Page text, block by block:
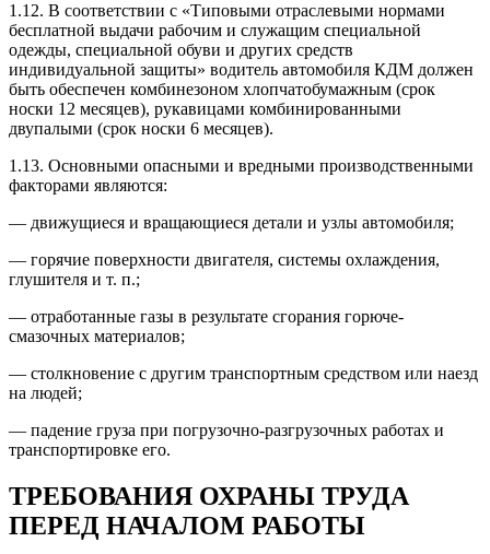
1.12. В соответствии с «Типовыми отраслевыми нормами
бесплатной выдачи рабочим и служащим специальной
одежды, специальной обуви и других средств
индивидуальной защиты» водитель автомобиля КДМ должен
быть обеспечен комбинезоном хлопчатобумажным (срок
носки 12 месяцев), рукавицами комбинированными
двупалыми (срок носки 6 месяцев).
1.13. Основными опасными и вредными производственными
факторами являются:
— движущиеся и вращающиеся детали и узлы автомобиля;
— горячие поверхности двигателя, системы охлаждения,
глушителя и т. п.;
— отработанные газы в результате сгорания горюче-
смазочных материалов;
— столкновение с другим транспортным средством или наезд
на людей;
— падение груза при погрузочно-разгрузочных работах и
транспортировке его.
ТРЕБОВАНИЯ ОХРАНЫ ТРУДА
ПЕРЕД НАЧАЛОМ РАБОТЫ